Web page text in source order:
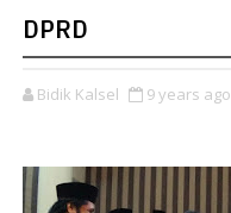
DPRD
Bidik Kalsel 9 years ago